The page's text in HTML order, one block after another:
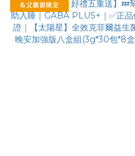
💪父親節限定